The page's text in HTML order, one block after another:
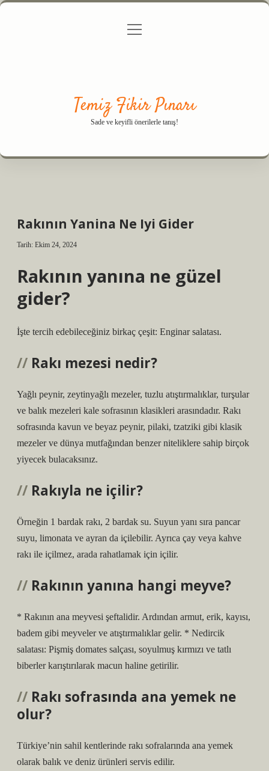
Gizlilik Politikası
menüyü
Temiz Fikir Pınarı
Sade ve keyifli önerilerle tanış!
Rakının Yanina Ne Iyi Gider
Tarih: Ekim 24, 2024
Rakının yanına ne güzel
gider?
İşte tercih edebileceğiniz birkaç çeşit: Enginar salatası.
Rakı mezesi nedir?
Yağlı peynir, zeytinyağlı mezeler, tuzlu atıştırmalıklar, turşular
ve balık mezeleri kale sofrasının klasikleri arasındadır. Rakı
sofrasında kavun ve beyaz peynir, pilaki, tzatziki gibi klasik
mezeler ve dünya mutfağından benzer niteliklere sahip birçok
yiyecek bulacaksınız.
Rakıyla ne içilir?
Örneğin 1 bardak rakı, 2 bardak su. Suyun yanı sıra pancar
suyu, limonata ve ayran da içilebilir. Ayrıca çay veya kahve
rakı ile içilmez, arada rahatlamak için içilir.
Rakının yanına hangi meyve?
* Rakının ana meyvesi şeftalidir. Ardından armut, erik, kayısı,
badem gibi meyveler ve atıştırmalıklar gelir. * Nedircik
salatası: Pişmiş domates salçası, soyulmuş kırmızı ve tatlı
biberler karıştırılarak macun haline getirilir.
Rakı sofrasında ana yemek ne
olur?
Türkiye’nin sahil kentlerinde rakı sofralarında ana yemek
olarak balık ve deniz ürünleri servis edilir.